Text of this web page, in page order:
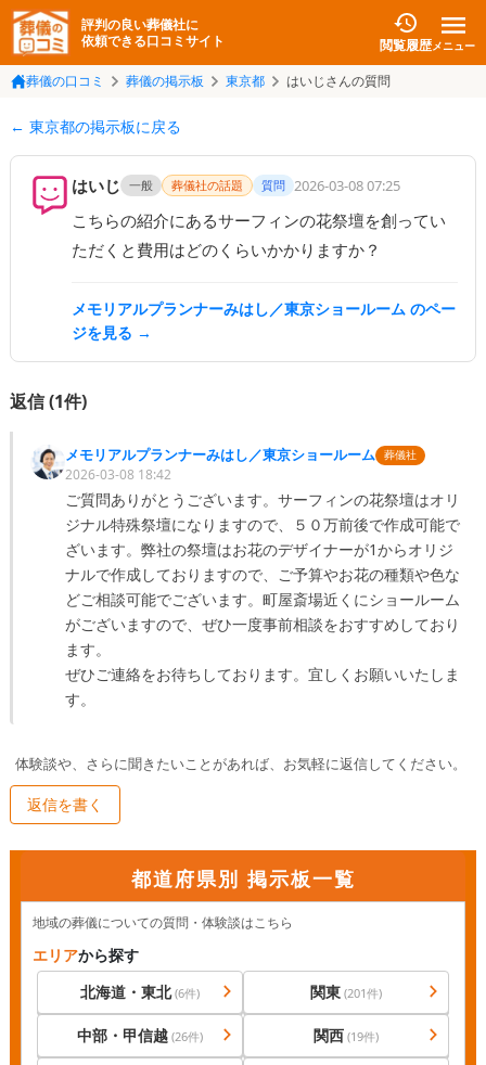
評判の良い葬儀社に
依頼できる口コミサイト
閲覧履歴メニュー
葬儀の口コミ 葬儀の掲示板 東京都 はいじさんの質問
← 東京都の掲示板に戻る
はいじ 一般 葬儀社の話題 質問 2026-03-08 07:25
こちらの紹介にあるサーフィンの花祭壇を創ってい
ただくと費用はどのくらいかかりますか？
メモリアルプランナーみはし／東京ショールームのペー
ジを見る →
返信 (1件)
メモリアルプランナーみはし／東京ショールーム 葬儀社
2026-03-08 18:42
ご質問ありがとうございます。サーフィンの花祭壇はオリ
ジナル特殊祭壇になりますので、５０万前後で作成可能で
ざいます。弊社の祭壇はお花のデザイナーが1からオリジ
ナルで作成しておりますので、ご予算やお花の種類や色な
どご相談可能でございます。町屋斎場近くにショールーム
がございますので、ぜひ一度事前相談をおすすめしており
ます。
ぜひご連絡をお待ちしております。宜しくお願いいたしま
す。
体験談や、さらに聞きたいことがあれば、お気軽に返信してください。
返信を書く
都道府県別 掲示板一覧
地域の葬儀についての質問・体験談はこちら
エリアから探す
北海道・東北(6件) 関東 (201件)
中部・甲信越 (26件) 関西 (19件)